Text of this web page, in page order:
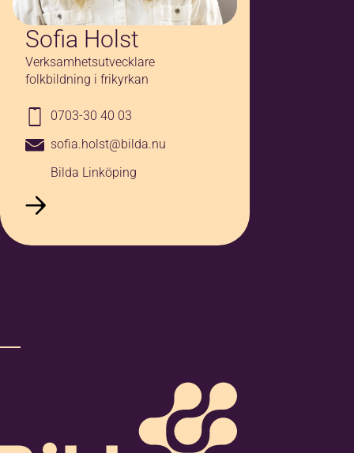
Sofia Holst
Verksamhetsutvecklare
folkbildning i frikyrkan
0703-30 40 03
sofia.holst@bilda.nu
Bilda Linköping